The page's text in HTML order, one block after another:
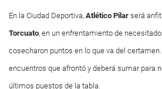
En la Ciudad Deportiva, Atlético Pilar será
Torcuato, en un enfrentamiento de
cosecharon puntos en lo que va del
encuentros que afrontó y deberá sumar para
últimos puestos de la tabla.